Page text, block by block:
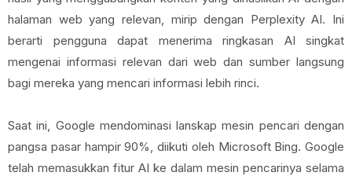
halaman web yang relevan, mirip dengan Perplexity AI. Ini
berarti pengguna dapat menerima ringkasan AI singkat
mengenai informasi relevan dari web dan sumber langsung
bagi mereka yang mencari informasi lebih rinci.
Saat ini, Google mendominasi lanskap mesin pencari dengan
pangsa pasar hampir 90%, diikuti oleh Microsoft Bing. Google
telah memasukkan fitur AI ke dalam mesin pencarinya selama